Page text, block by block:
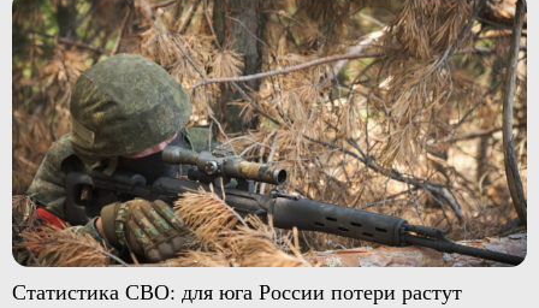
Статистика СВО: для юга России потери растут